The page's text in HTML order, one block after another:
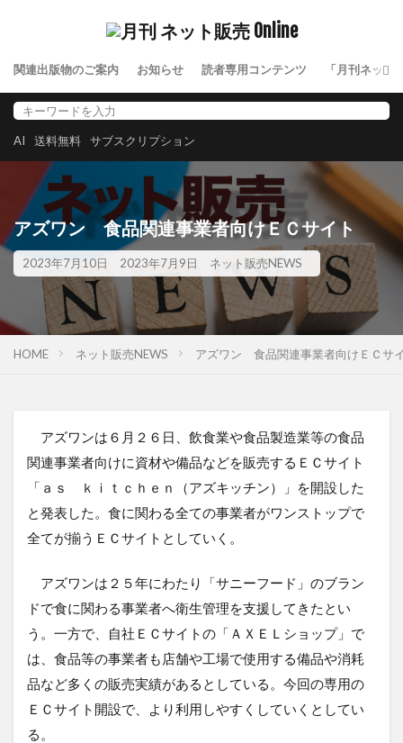
関連出版物のご案内 お知らせ 読者専用コンテンツ 「月刊ネット
AI 送料無料 サブスクリプション
アズワン 食品関連事業者向けＥＣサイト
2023年7月10日 2023年7月9日 ネット販売NEWS
HOME ネット販売NEWS アズワン 食品関連事業者向けＥＣサ
アズワンは６月２６日、飲食業や食品製造業等の食品
関連事業者向けに資材や備品などを販売するＥＣサイト
「ａｓ ｋｉｔｃｈｅｎ（アズキッチン）」を開設した
と発表した。食に関わる全ての事業者がワンストップで
全てが揃うＥＣサイトとしていく。
アズワンは２５年にわたり「サニーフード」のブラン
ドで食に関わる事業者へ衛生管理を支援してきたとい
う。一方で、自社ＥＣサイトの「ＡＸＥＬショップ」で
は、食品等の事業者も店舗や工場で使用する備品や消耗
品など多くの販売実績があるとしている。今回の専用の
ＥＣサイト開設で、より利用しやすくしていくとしてい
る。